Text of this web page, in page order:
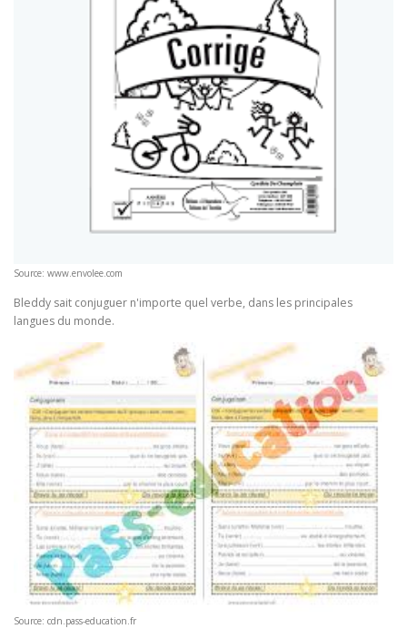
Source: www.envolee.com
Bleddy sait conjuguer n'importe quel verbe, dans les principales
langues du monde.
Source: cdn.pass-education.fr